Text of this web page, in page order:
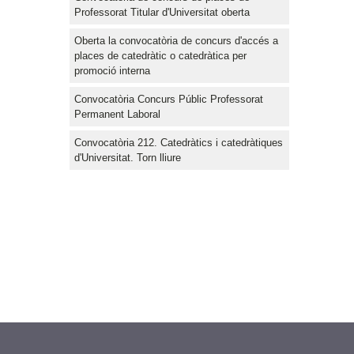
Professorat Titular d'Universitat oberta
Oberta la convocatòria de concurs d'accés a
places de catedràtic o catedràtica per
promoció interna
Convocatòria Concurs Públic Professorat
Permanent Laboral
Convocatòria 212. Catedràtics i catedràtiques
d'Universitat. Torn lliure